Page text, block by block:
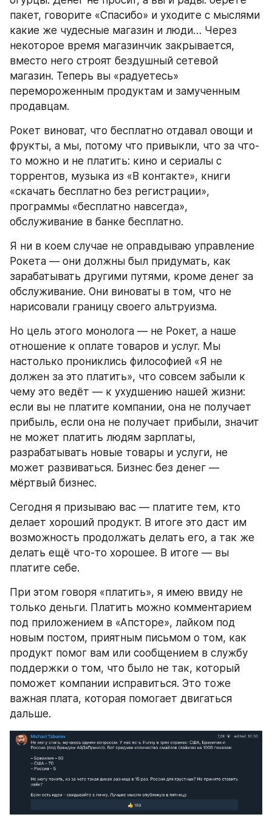
пакет, говорите «Спасибо» и уходите с мыслями
какие же чудесные магазин и люди… Через
некоторое время магазинчик закрывается,
вместо него строят бездушный сетевой
магазин. Теперь вы «радуетесь»
перемороженным продуктам и замученным
продавцам.
Рокет виноват, что бесплатно отдавал овощи и
фрукты, а мы, потому что привыкли, что за что-
то можно и не платить: кино и сериалы с
торрентов, музыка из «В контакте», книги
«скачать бесплатно без регистрации»,
программы «бесплатно навсегда»,
обслуживание в банке бесплатно.
Я ни в коем случае не оправдываю управление
Рокета — они должны был придумать, как
зарабатывать другими путями, кроме денег за
обслуживание. Они виноваты в том, что не
нарисовали границу своего альтруизма.
Но цель этого монолога — не Рокет, а наше
отношение к оплате товаров и услуг. Мы
настолько прониклись философией «Я не
должен за это платить», что совсем забыли к
чему это ведёт — к ухудшению нашей жизни:
если вы не платите компании, она не получает
прибыль, если она не получает прибыли, значит
не может платить людям зарплаты,
разрабатывать новые товары и услуги, не
может развиваться. Бизнес без денег —
мёртвый бизнес.
Сегодня я призываю вас — платите тем, кто
делает хороший продукт. В итоге это даст им
возможность продолжать делать его, а так же
делать ещё что-то хорошее. В итоге — вы
платите себе.
При этом говоря «платить», я имею ввиду не
только деньги. Платить можно комментарием
под приложением в «Апсторе», лайком под
новым постом, приятным письмом о том, как
продукт помог вам или сообщением в службу
поддержки о том, что было не так, который
поможет компании исправиться. Это тоже
важная плата, которая помогает двигаться
дальше.